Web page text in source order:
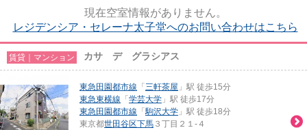
現在空室情報がありません。
レジデンシア・セレーナ太子堂へのお問い合わせはこちら
賃貸｜マンション カサ デ グラシアス
東急田園都市線 「 三軒茶屋 」駅 徒歩15分
東急東横線 「 学芸大学 」駅 徒歩17分
東急田園都市線 「駒沢大学 」駅 徒歩18分
東京都世田谷区下馬 ３丁目２１-４